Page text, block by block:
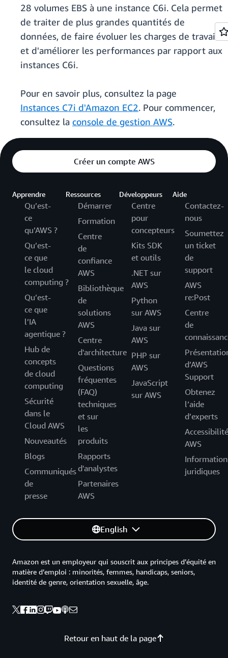
28 volumes EBS à une instance C6i. Cela permet
de traiter de plus grandes quantités de
données, de faire évoluer les charges de travail
et d'améliorer les performances par rapport aux
instances C6i.
Pour en savoir plus, consultez la page
Instances C7i d'Amazon EC2. Pour commencer,
consultez la console de gestion AWS.
Créer un compte AWS
Apprendre
Qu’est-
ce
qu’AWS ?
Qu’est-
ce que
le cloud
computing ?
Qu’est-
ce que
l’IA
agentique ?
Hub de
concepts
de cloud
computing
Sécurité
dans le
Cloud AWS
Nouveautés
Blogs
Communiqués
de
presse
Ressources
Démarrer
Formation
Centre
de
confiance
AWS
Bibliothèque
de
solutions
AWS
Centre
d'architecture
Questions
fréquentes
(FAQ)
techniques
et sur
les
produits
Rapports
d'analystes
Partenaires
AWS
Développeurs
Centre
pour
concepteurs
Kits SDK
et outils
.NET sur
AWS
Python
sur AWS
Java sur
AWS
PHP sur
AWS
JavaScript
sur AWS
Aide
Contactez-
nous
Soumettez
un ticket
de
support
AWS
re:Post
Centre
de
d’AWS
Support
Obtenez
l’aide
d’experts
Accessibilité
AWS
juridiques
English
Retour en haut de la page
Amazon est un employeur qui souscrit aux principes d’équité en
matière d’emploi : minorités, femmes, handicaps, seniors,
identité de genre, orientation sexuelle, âge.